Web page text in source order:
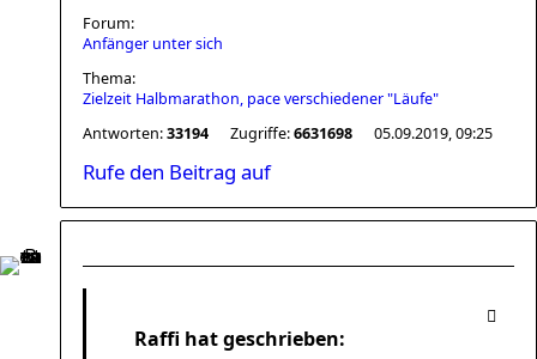
Forum:
Anfänger unter sich
Thema:
Zielzeit Halbmarathon, pace verschiedener "Läufe"
Antworten:33194 Zugriffe:6631698 05.09.2019, 09:25
Rufe den Beitrag auf
Raffi hat geschrieben: